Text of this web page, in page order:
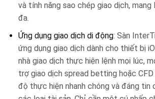
và tính năng sao chép giao dịch,
đa.
Ứng dụng giao dịch di động: Sàn
ứng dụng giao dịch dành cho thiết bị
nhà giao dịch thực hiện lệnh mọi lúc,
trợ giao dịch spread betting hoặc
độ thực hiện nhanh chóng và đáng tin